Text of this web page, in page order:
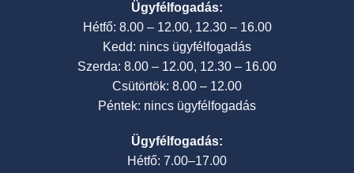
Ügyfélfogadás:
Hétfő: 8.00 – 12.00, 12.30 – 16.00
Kedd: nincs ügyfélfogadás
Szerda: 8.00 – 12.00, 12.30 – 16.00
Csütörtök: 8.00 – 12.00
Péntek: nincs ügyfélfogadás
Ügyfélfogadás:
Hétfő: 7.00–17.00